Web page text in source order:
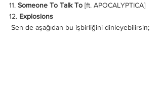
11. Someone To Talk To [ft. APOCALYPTICA]
12. Explosions
Sen de aşağıdan bu işbirliğini dinleyebilirsin;